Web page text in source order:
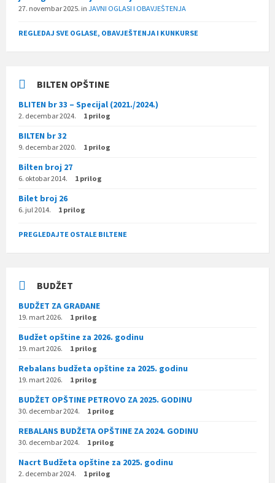
27. novembar 2025. in JAVNI OGLASI I OBAVJEŠTENJA
REGLEDAJ SVE OGLASE, OBAVJEŠTENJA I KUNKURSE
BILTEN OPŠTINE
BLITEN br 33 – Specijal (2021./2024.)
2. decembar 2024. 1 prilog
BILTEN br 32
9. decembar 2020. 1 prilog
Bilten broj 27
6. oktobar 2014. 1 prilog
Bilet broj 26
6. jul 2014. 1 prilog
PREGLEDAJTE OSTALE BILTENE
BUDŽET
BUDŽET ZA GRAĐANE
19. mart 2026. 1 prilog
Budžet opštine za 2026. godinu
19. mart 2026. 1 prilog
Rebalans budžeta opštine za 2025. godinu
19. mart 2026. 1 prilog
BUDŽET OPŠTINE PETROVO ZA 2025. GODINU
30. decembar 2024. 1 prilog
REBALANS BUDŽETA OPŠTINE ZA 2024. GODINU
30. decembar 2024. 1 prilog
Nacrt Budžeta opštine za 2025. godinu
2. decembar 2024. 1 prilog